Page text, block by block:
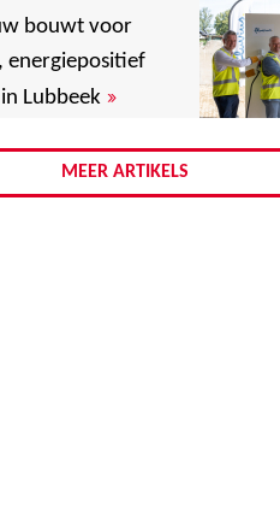
,
,
bouwt voor
energiepositief
Lubbeek »
MEER ARTIKELS